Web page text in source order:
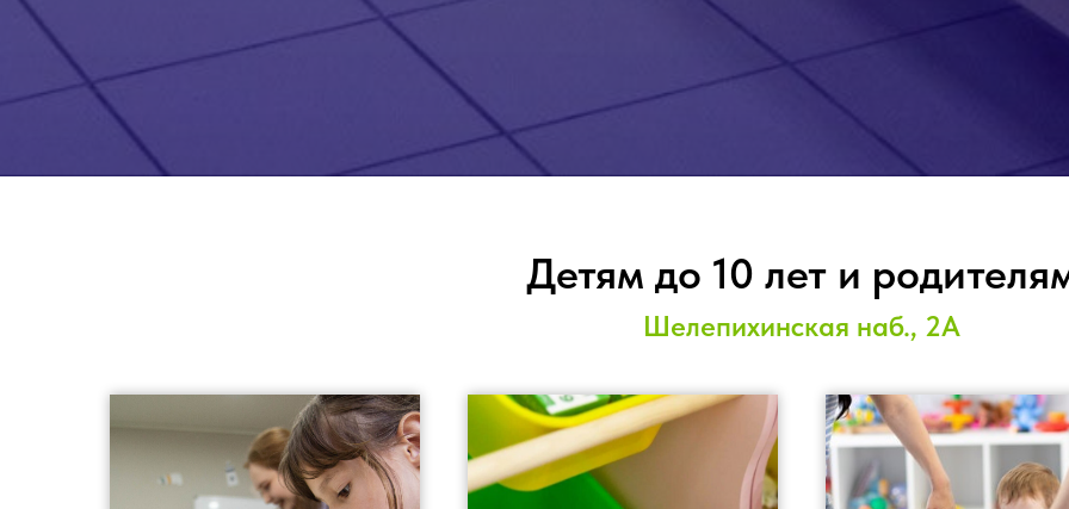
Детям до 10 лет и
Шелепихинская наб., 2А